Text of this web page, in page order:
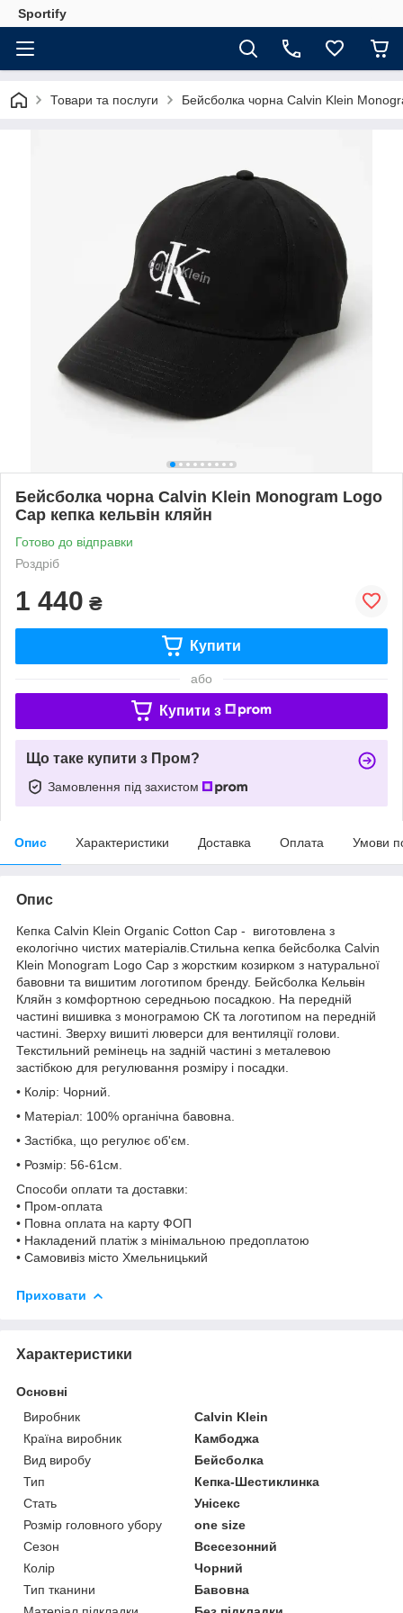
Sportify
Товари та послуги Бейсболка чорна Calvin Klein
Бейсболка чорна Calvin Klein Monogram Logo
Cap кепка кельвін кляйн
Готово до відправки
Роздріб
1 440 ₴
Купити
або
Купити з
Що таке купити з Пром?
Замовлення під захистом
Опис Характеристики Доставка Оплата Умови
Опис
Кепка Calvin Klein Organic Cotton Cap - виготовлена ​​з
екологічно чистих матеріалів.Стильна кепка бейсболка Calvin
Klein Monogram Logo Cap з жорстким козирком з натуральної
бавовни та вишитим логотипом бренду. Бейсболка Кельвін
Кляйн з комфортною середньою посадкою. На передній
частині вишивка з монограмою СК та логотипом на передній
частині. Зверху вишиті люверси для вентиляції голови.
Текстильний ремінець на задній частині з металевою
застібкою для регулювання розміру і посадки.
• Колір: Чорний.
• Матеріал: 100% органічна бавовна.
• Застібка, що регулює об'єм.
• Розмір: 56-61см.
Способи оплати та доставки:
• Пром-оплата
• Повна оплата на карту ФОП
• Накладений платіж з мінімальною предоплатою
• Самовивіз місто Хмельницький
Приховати
Характеристики
Основні
Виробник
Calvin Klein
Країна виробник
Камбоджа
Вид виробу
Бейсболка
Тип
Кепка-Шестиклинка
Стать
Унісекс
Розмір головного убору
one size
Сезон
Всесезонний
Колір
Чорний
Тип тканини
Бавовна